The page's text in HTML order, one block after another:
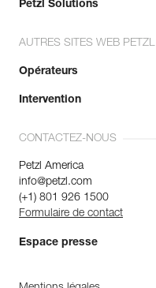
Petzl Solutions
AUTRES SITES WEB PETZL
Opérateurs
Intervention
CONTACTEZ-NOUS
Petzl America
info@petzl.com
(+1) 801 926 1500
Formulaire de contact
Espace presse